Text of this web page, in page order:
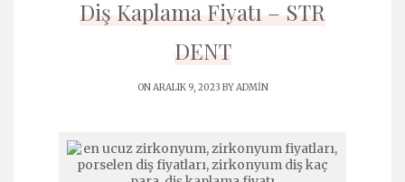
Diş Kaplama Fiyatı – STR
DENT
ON ARALIK 9, 2023 BYADMIN